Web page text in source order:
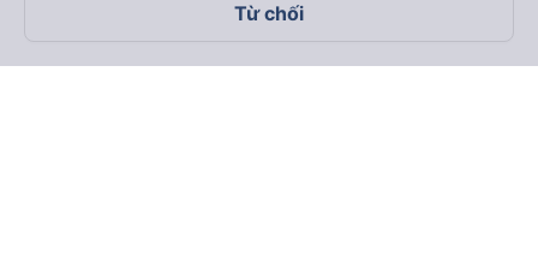
Xem tất cả tuyến đường
Từ chối